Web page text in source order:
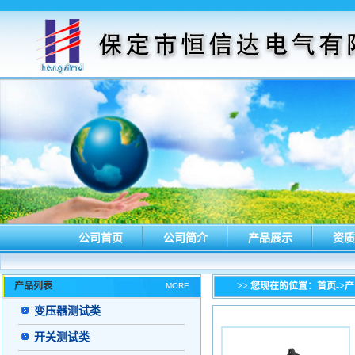
公司首页 公司简介 产品展示 资
产品列表 MORE
变压器测试类
开关测试类
>> 您现在的位置： 首页->